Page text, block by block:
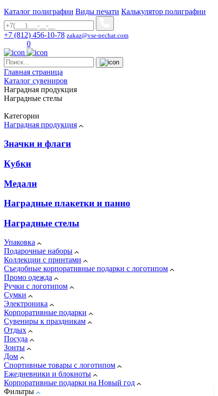
Каталог полиграфии Виды печати Калькулятор полиграфии
+7 (812) 456-10-78 zakaz@vse-pechat.com
0
Главная страница
Каталог сувениров
Наградная продукция
Наградные стелы
Категории
Наградная продукция
Значки и флаги
Кубки
Медали
Наградные плакетки и панно
Наградные стелы
Упаковка
Подарочные наборы
Коллекции с принтами
Съедобные корпоративные подарки с логотипом
Промо одежда
Ручки с логотипом
Сумки
Электроника
Корпоративные подарки
Сувениры к праздникам
Отдых
Посуда
Зонты
Дом
Спортивные товары с логотипом
Ежедневники и блокноты
Корпоративные подарки на Новый год
Фильтры